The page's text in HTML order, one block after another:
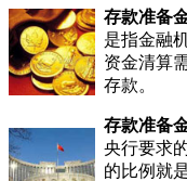
存款准备
是指金融
资金清算
存款。
存款准备
央行要求
的比例就